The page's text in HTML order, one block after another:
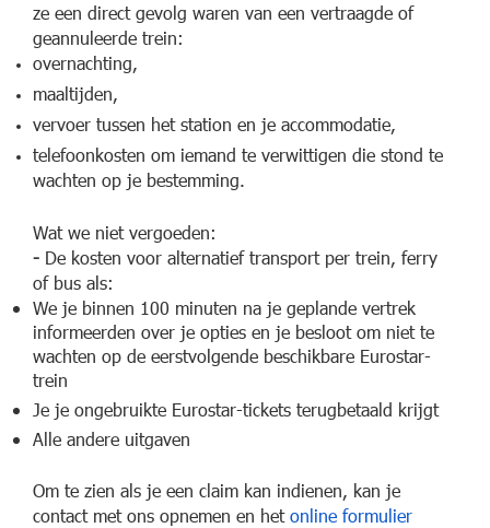
ze een direct gevolg waren van een vertraagde of
geannuleerde trein:
overnachting,
maaltijden,
vervoer tussen het station en je accommodatie,
telefoonkosten om iemand te verwittigen die stond te
wachten op je bestemming.
Wat we niet vergoeden:
- De kosten voor alternatief transport per trein, ferry
of bus als:
We je binnen 100 minuten na je geplande vertrek
informeerden over je opties en je besloot om niet te
wachten op de eerstvolgende beschikbare Eurostar-
trein
Je je ongebruikte Eurostar-tickets terugbetaald krijgt
Alle andere uitgaven
Om te zien als je een claim kan indienen, kan je
contact met ons opnemen en hetonline formulier